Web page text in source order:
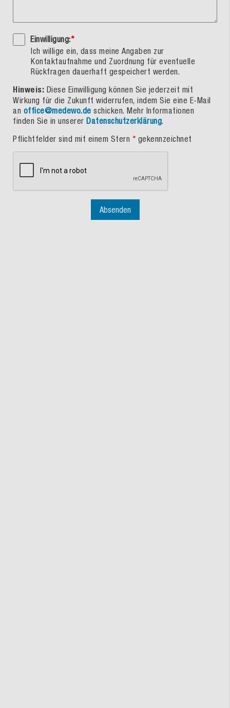
Einwilligung:*
Ich willige ein, dass meine Angaben zur
Kontaktaufnahme und Zuordnung für eventuelle
Rückfragen dauerhaft gespeichert werden.
Hinweis: Diese Einwilligung können Sie jederzeit mit
Wirkung für die Zukunft widerrufen, indem Sie eine E-Mail
an office@medewo.de schicken. Mehr Informationen
finden Sie in unserer Datenschutzerklärung.
Pflichtfelder sind mit einem Stern * gekennzeichnet
Absenden